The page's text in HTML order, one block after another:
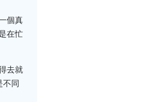
個真
在忙
去就
同